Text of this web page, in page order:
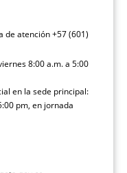
de atención +57 (601)
8:00 a.m. a 5:00
en la sede principal:
pm, en jornada